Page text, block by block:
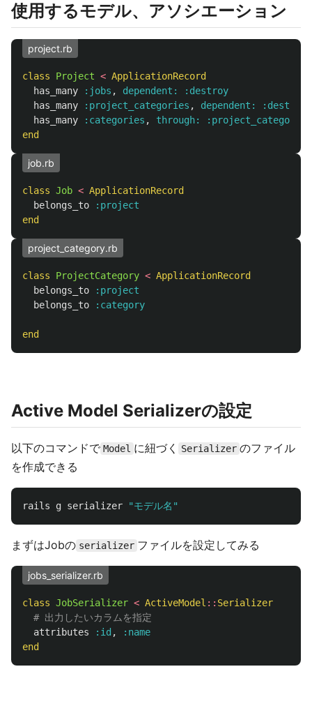
使用するモデル、アソシエーション
project.rb
class Project < ApplicationRecord
has_many
:jobs ,
dependent: :destroy
has_many
:project_categories ,
dependent: :destroy
has_many
:categories ,
through: :project_categories
end
job.rb
class Job < ApplicationRecord
belongs_to
:project
end
project_category.rb
class ProjectCategory < ApplicationRecord
belongs_to
:project
belongs_to
:category
end
Active Model Serializerの設定
以下のコマンドで Model に紐づく Serializer のファイル
を作成できる
rails g serializer "モデル名"
まずはJobの serializer ファイルを設定してみる
jobs_serializer.rb
class JobSerializer < ActiveModel :: Serializer
# 出力したいカラムを指定
attributes
:id ,
:name
end